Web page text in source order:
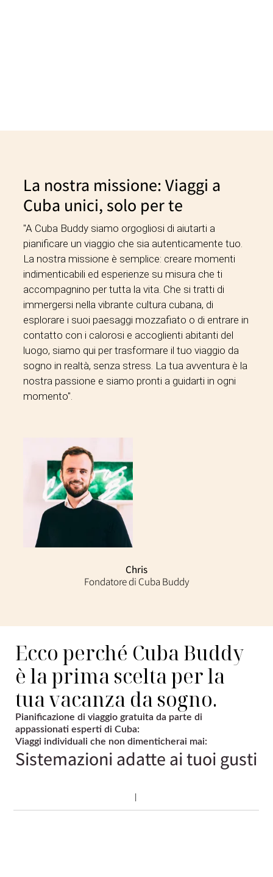
Chris
Fondatore di Cuba Buddy
La nostra missione: Viaggi a
Cuba unici, solo per te
"A Cuba Buddy siamo orgogliosi di aiutarti a
pianificare un viaggio che sia autenticamente tuo.
La nostra missione è semplice: creare momenti
indimenticabili ed esperienze su misura che ti
accompagnino per tutta la vita. Che si tratti di
immergersi nella vibrante cultura cubana, di
esplorare i suoi paesaggi mozzafiato o di entrare in
contatto con i calorosi e accoglienti abitanti del
luogo, siamo qui per trasformare il tuo viaggio da
sogno in realtà, senza stress. La tua avventura è la
nostra passione e siamo pronti a guidarti in ogni
momento".
Ecco perché Cuba Buddy
è la prima scelta per la
tua vacanza da sogno.
Pianificazione di viaggio gratuita da parte di
appassionati esperti di Cuba:
Viaggi individuali che non dimenticherai mai:
Sistemazioni adatte ai tuoi gusti